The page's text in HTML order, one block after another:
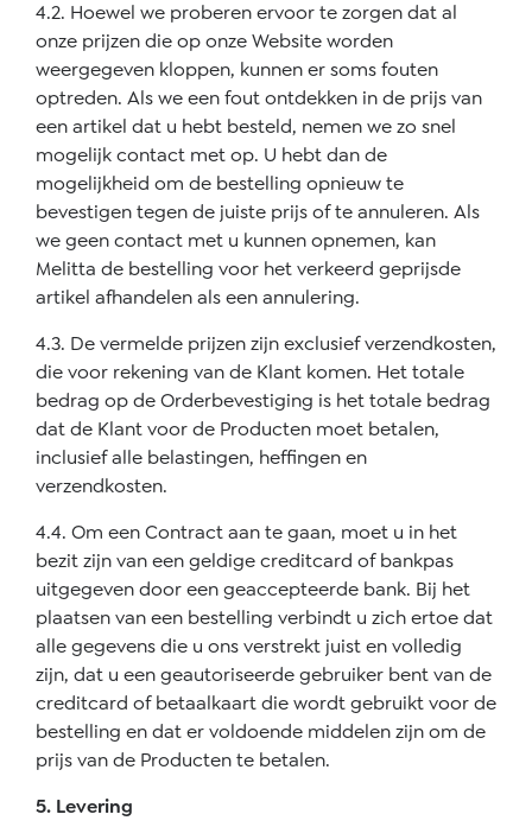
4.2. Hoewel we proberen ervoor te zorgen dat al
onze prijzen die op onze Website worden
weergegeven kloppen, kunnen er soms fouten
optreden. Als we een fout ontdekken in de prijs van
een artikel dat u hebt besteld, nemen we zo snel
mogelijk contact met op. U hebt dan de
mogelijkheid om de bestelling opnieuw te
bevestigen tegen de juiste prijs of te annuleren. Als
we geen contact met u kunnen opnemen, kan
Melitta de bestelling voor het verkeerd geprijsde
artikel afhandelen als een annulering.
4.3. De vermelde prijzen zijn exclusief verzendkosten,
die voor rekening van de Klant komen. Het totale
bedrag op de Orderbevestiging is het totale bedrag
dat de Klant voor de Producten moet betalen,
inclusief alle belastingen, heffingen en
verzendkosten.
4.4. Om een Contract aan te gaan, moet u in het
bezit zijn van een geldige creditcard of bankpas
uitgegeven door een geaccepteerde bank. Bij het
plaatsen van een bestelling verbindt u zich ertoe dat
alle gegevens die u ons verstrekt juist en volledig
zijn, dat u een geautoriseerde gebruiker bent van de
creditcard of betaalkaart die wordt gebruikt voor de
bestelling en dat er voldoende middelen zijn om de
prijs van de Producten te betalen.
5. Levering